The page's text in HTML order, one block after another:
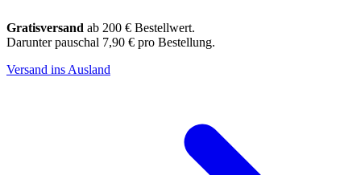
Gratisversand ab 200 € Bestellwert.
Darunter pauschal 7,90 € pro Bestellung.
Versand ins Ausland